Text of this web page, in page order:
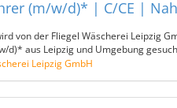
(m/w/d)* | C/CE |
von der Fliegel Wäscherei Leipzig
d)* aus Leipzig und Umgebung
Leipzig GmbH